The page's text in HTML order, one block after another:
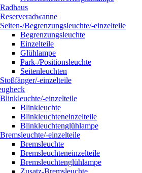
Radhaus
Reserveradwanne
Seiten-/Begrenzungsleuchte/-einzelteile
Begrenzungsleuchte
Einzelteile
Glühlampe
Park-/Positionsleuchte
Seitenleuchten
Stoßfänger/-einzelteile
Blinkleuchte/-einzelteile
Blinkleuchte
Blinkleuchteneinzelteile
Blinkleuchtenglühlampe
Bremsleuchte/-einzelteile
Bremsleuchte
Bremsleuchteneinzelteile
Bremsleuchtenglühlampe
Zusatz-Bremsleuchte